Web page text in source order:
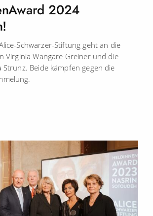
2024
Schwarzer-Stiftung geht an die
Virginia Wangare Greiner und die
Strunz. Beide kämpfen gegen die